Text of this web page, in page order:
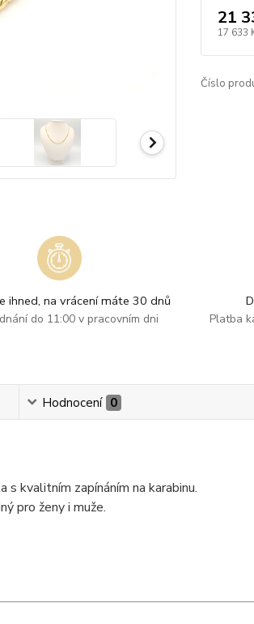
21
17 633
Číslo
ihned, na vrácení máte 30 dnů
do 11:00 v pracovním dni Platba
Hodnocení 0
kvalitním zapínáním na karabinu.
pro ženy i muže.